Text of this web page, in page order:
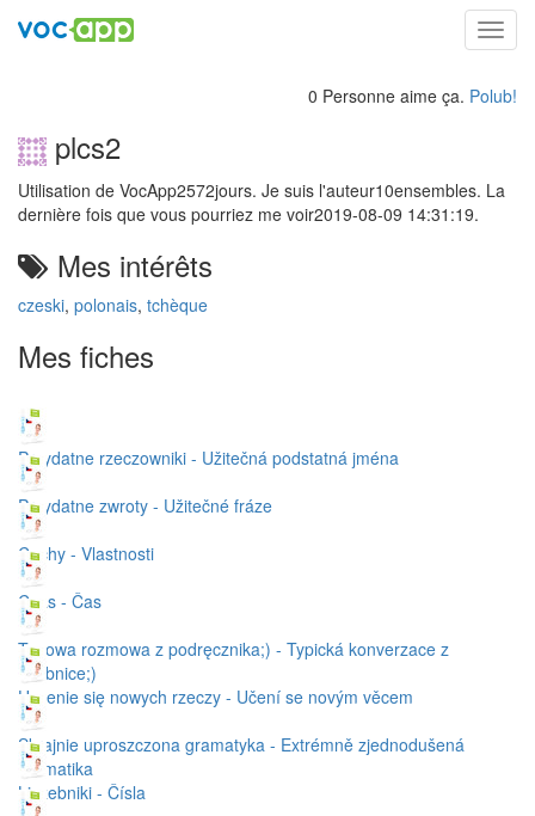
0 Personne aime ça. Polub!
plcs2
Utilisation de VocApp2572jours. Je suis l'auteur10ensembles. La
dernière fois que vous pourriez me voir2019-08-09 14:31:19.
Mes intérêts
czeski, polonais, tchèque
Mes fiches
Przydatne rzeczowniki - Užitečná podstatná jména
Przydatne zwroty - Užitečné fráze
Cechy - Vlastnosti
Czas - Čas
Typowa rozmowa z podręcznika;) - Typická konverzace z
učebnice;)
Uczenie się nowych rzeczy - Učení se novým věcem
Skrajnie uproszczona gramatyka - Extrémně zjednodušená
gramatika
Liczebniki - Čísla